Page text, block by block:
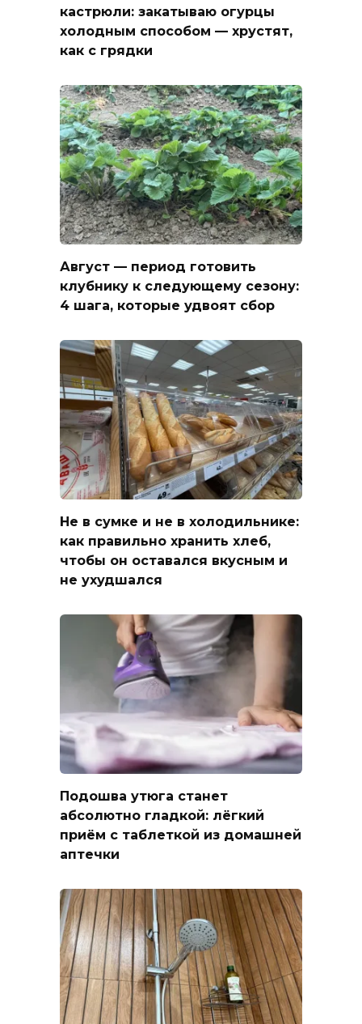
кастрюли: закатываю огурцы
холодным способом — хрустят,
как с грядки
Август — период готовить
клубнику к следующему сезону:
4 шага, которые удвоят сбор
Не в сумке и не в холодильнике:
как правильно хранить хлеб,
чтобы он оставался вкусным и
не ухудшался
Подошва утюга станет
абсолютно гладкой: лёгкий
приём с таблеткой из домашней
аптечки